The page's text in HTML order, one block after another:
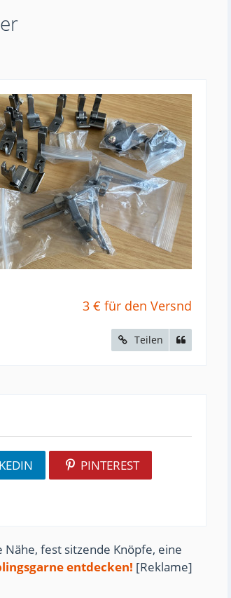
3 € für den Versnd
Teilen
PINTEREST
Nähe, fest sitzende Knöpfe, eine
entdecken! [Reklame]